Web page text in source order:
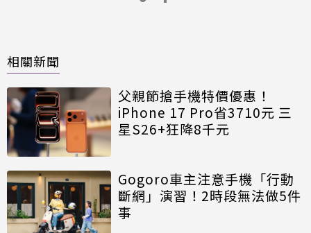
相關新聞
父親節搶手機特價優惠！
iPhone 17 Pro省3710元 三
星S26+狂降8千元
Gogoro車主注意手機「行動
斷網」演習！2時段無法做5件
事